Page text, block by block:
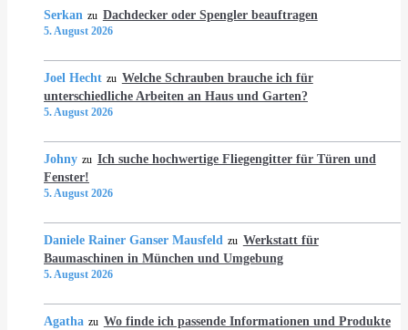
Serkan zu Dachdecker oder Spengler beauftragen
5. August 2026
Joel Hecht zu Welche Schrauben brauche ich für
unterschiedliche Arbeiten an Haus und Garten?
5. August 2026
Johny zu Ich suche hochwertige Fliegengitter für Türen und
Fenster!
5. August 2026
Daniele Rainer Ganser Mausfeld zu Werkstatt für
Baumaschinen in München und Umgebung
5. August 2026
Agatha zu Wo finde ich passende Informationen und Produkte